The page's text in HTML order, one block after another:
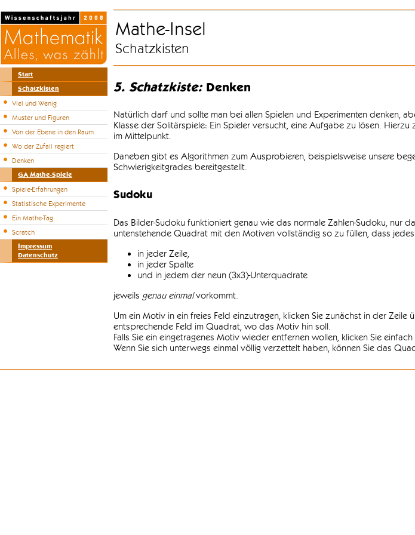
Start
Schatzkisten
Viel und Wenig
Muster und Figuren
Von der Ebene in den Raum
Wo der Zufall regiert
Denken
GA Mathe-Spiele
Spiele-Erfahrungen
Statistische Experimente
Ein Mathe-Tag
Scratch
Impressum
Datenschutz
Mathe-Insel
Schatzkisten
5. Schatzkiste:Denken
Natürlich darf und sollte man bei allen Spielen und Experimenten denken,
Klasse der Solitärspiele: Ein Spieler versucht, eine Aufgabe zu lösen.
im Mittelpunkt.
Daneben gibt es Algorithmen zum Ausprobieren, beispielsweise unsere
Schwierigkeitgrades bereitgestellt.
Sudoku
Das Bilder-Sudoku funktioniert genau wie das normale Zahlen-Sudoku, nur
untenstehende Quadrat mit den Motiven vollständig so zu füllen, dass
in jeder Zeile,
in jeder Spalte
und in jedem der neun (3x3)-Unterquadrate
jeweils genau einmalvorkommt.
Um ein Motiv in ein freies Feld einzutragen, klicken Sie zunächst in der
entsprechende Feld im Quadrat, wo das Motiv hin soll.
Falls Sie ein eingetragenes Motiv wieder entfernen wollen, klicken Sie
Wenn Sie sich unterwegs einmal völlig verzettelt haben, können Sie das